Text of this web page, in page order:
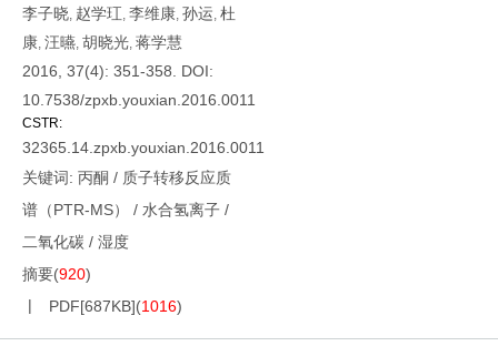
李子晓, 赵学玒, 李维康, 孙运, 杜
康, 汪曣, 胡晓光, 蒋学慧
2016, 37(4): 351-358.
DOI:
10.7538/zpxb.youxian.2016.0011
CSTR:
32365.14.zpxb.youxian.2016.0011
关键词: 丙酮 / 质子转移反应质
谱（PTR-MS）
/ 水合氢离子 /
二氧化碳 / 湿度
摘要(920)
PDF[687KB](1016)